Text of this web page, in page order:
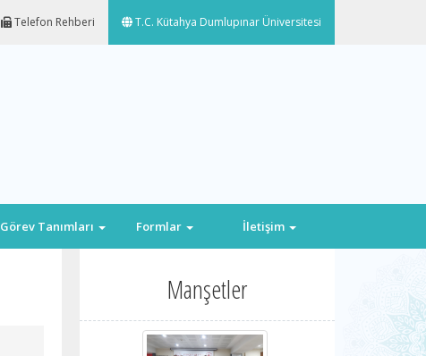
Telefon Rehberi T.C. Kütahya Dumlupınar Üniversitesi
Görev Tanımları Formlar İletişim
Manşetler